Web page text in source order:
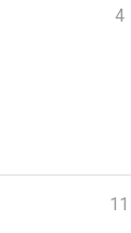
4
11